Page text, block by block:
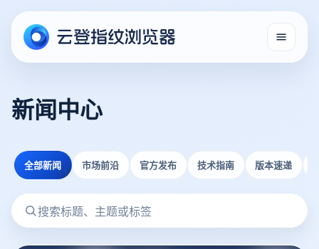
新闻中心
全部新闻 市场前沿 官方发布 技术指南 版本速递